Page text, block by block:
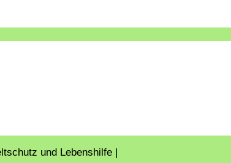
und Lebenshilfe |